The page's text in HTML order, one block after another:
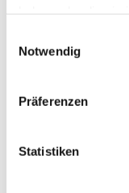
Notwendig
Präferenzen
Statistiken
Dies